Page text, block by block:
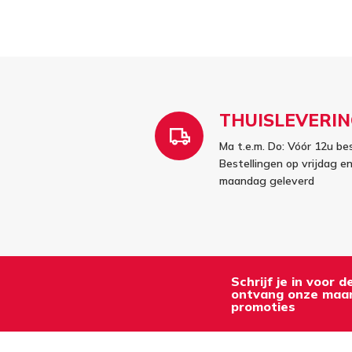
Ma t.e.m. Do: Vóór 12u
Bestellingen op vrijdag
maandag geleverd
Schrijf je in voor
ontvang onze
promoties